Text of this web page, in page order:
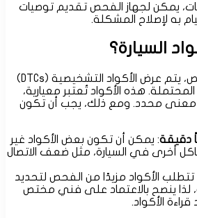
يمكن لجهاز الفحص تقديم توصيات
به لإصلاح المشكلة.
السيارة؟
عند استخدام جهاز الفحص، يتم عرض الأكواد التشخيصية (DTCs)
هذه الأكواد تُعتبر معيارية،
معنى محدد. ومع ذلك، يجب أن تكون
دقيقة: يمكن أن تكون بعض الأكواد غير
أخرى في السيارة، مثل ضعف الاتصال
الأكواد مزيدًا من الفحص لتحديد
لذا ينصح بالاعتماد على فني مختص
الأكواد.